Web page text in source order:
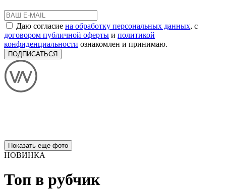
Даю согласие на обработку персональных данных, с
договором публичной оферты и политикой
конфиденциальности ознакомлен и принимаю.
ПОДПИСАТЬСЯ
Показать еще фото
НОВИНКА
Топ в рубчик